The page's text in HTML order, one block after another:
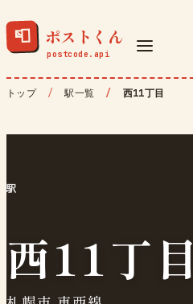
📮 ポストくん
トップ 駅一覧 西11丁目
駅
西11丁目